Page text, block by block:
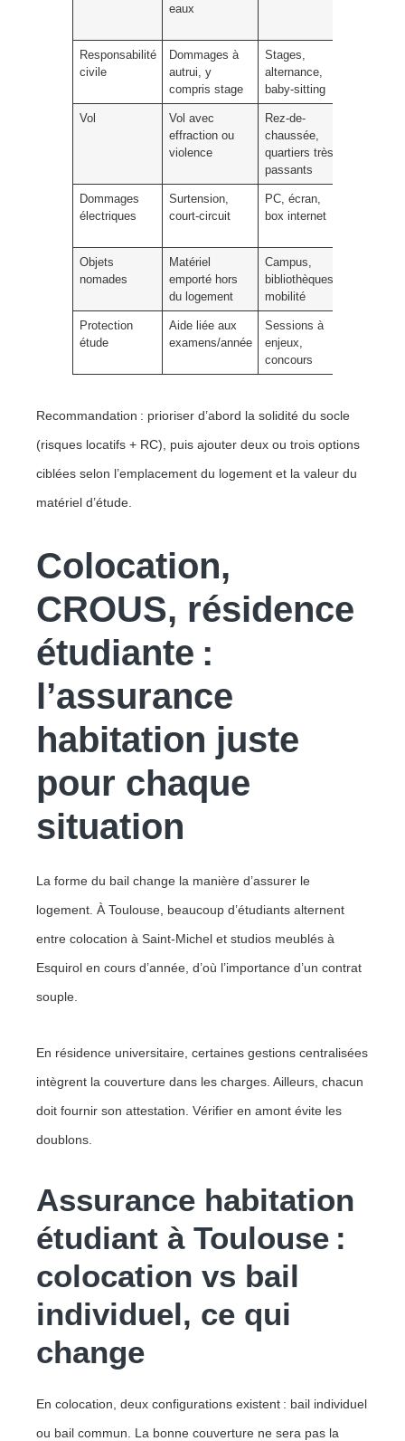
eaux
Responsabilité
civile
Dommages à
autrui, y
compris stage
Stages,
alternance,
baby-sitting
Vol
Vol avec
effraction ou
violence
Rez-de-
chaussée,
quartiers très
passants
Dommages
électriques
Surtension,
court-circuit
PC, écran,
box internet
Objets
nomades
Matériel
emporté hors
du logement
Campus,
bibliothèques,
mobilité
Protection
étude
Aide liée aux
examens/année
Sessions à
enjeux,
concours
Recommandation : prioriser d’abord la solidité du socle
(risques locatifs + RC), puis ajouter deux ou trois options
ciblées selon l’emplacement du logement et la valeur du
matériel d’étude.
Colocation,
CROUS, résidence
étudiante :
l’assurance
habitation juste
pour chaque
situation
La forme du bail change la manière d’assurer le
logement. À Toulouse, beaucoup d’étudiants alternent
entre colocation à Saint-Michel et studios meublés à
Esquirol en cours d’année, d’où l’importance d’un contrat
souple.
En résidence universitaire, certaines gestions centralisées
intègrent la couverture dans les charges. Ailleurs, chacun
doit fournir son attestation. Vérifier en amont évite les
doublons.
Assurance habitation
étudiant à Toulouse :
colocation vs bail
individuel, ce qui
change
En colocation, deux configurations existent : bail individuel
ou bail commun. La bonne couverture ne sera pas la